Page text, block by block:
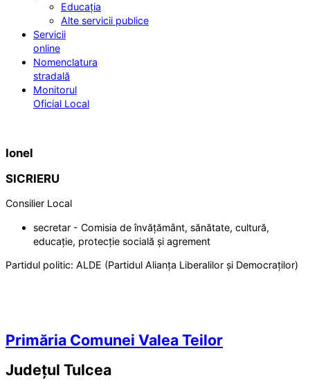
Educația
Alte servicii publice
Servicii
online
Nomenclatura
stradală
Monitorul
Oficial Local
Ionel
SICRIERU
Consilier Local
secretar - Comisia de învățământ, sănătate, cultură,
educație, protecție socială și agrement
Partidul politic: ALDE (Partidul Alianța Liberalilor și Democraților)
Primăria Comunei Valea Teilor
Județul Tulcea